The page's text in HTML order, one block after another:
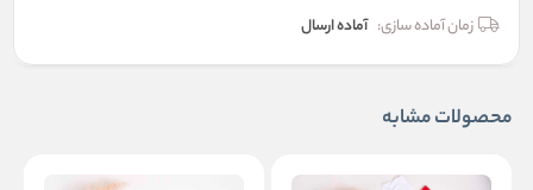
زمان آماده سازی: آماده ارسال
محصولات مشابه